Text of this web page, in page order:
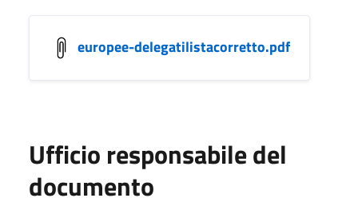
europee-delegatilistacorretto.pdf
Ufficio responsabile del
documento